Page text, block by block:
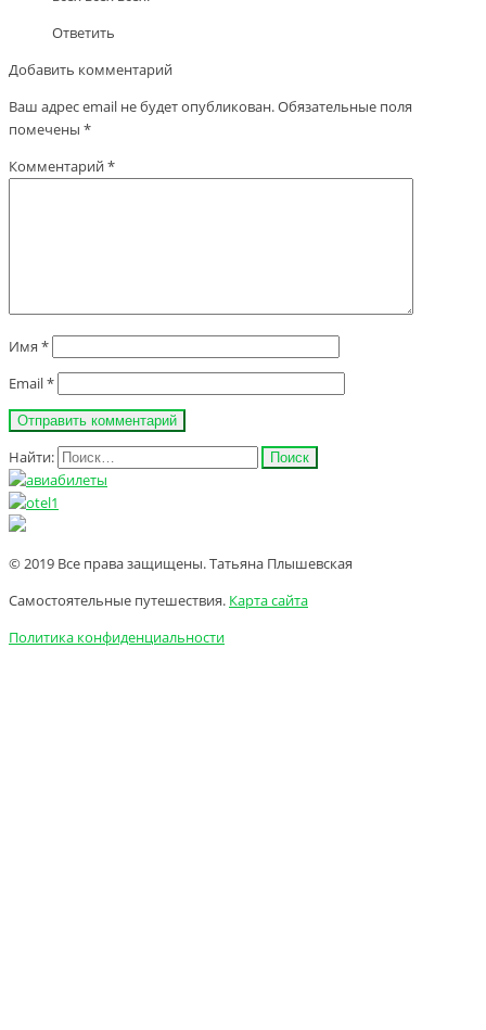
Ответить
Добавить комментарий
Ваш адрес email не будет опубликован.Обязательные поля
помечены *
Комментарий*
Имя *
Email*
Найти:
© 2019 Все права защищены. Татьяна Плышевская
Самостоятельные путешествия. Карта сайта
Политика конфиденциальности